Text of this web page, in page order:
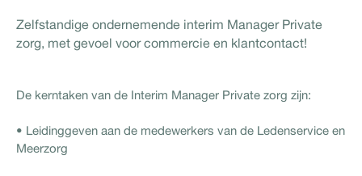
Zelfstandige ondernemende interim Manager Private
zorg, met gevoel voor commercie en klantcontact!
De kerntaken van de Interim Manager Private zorg zijn:
• Leidinggeven aan de medewerkers van de Ledenservice en
Meerzorg